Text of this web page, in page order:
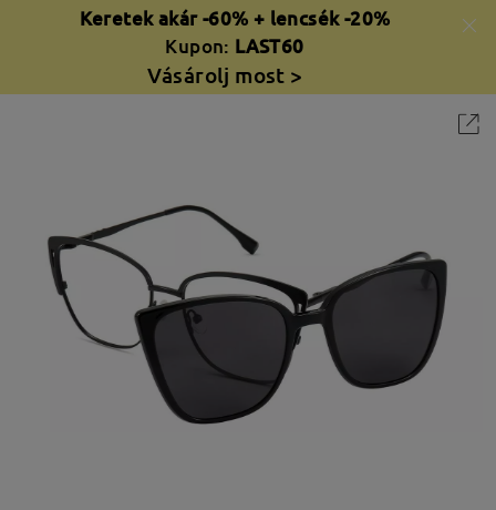
Keretek akár -60% + lencsék -20%
Kupon: LAST60
Vásárolj most >